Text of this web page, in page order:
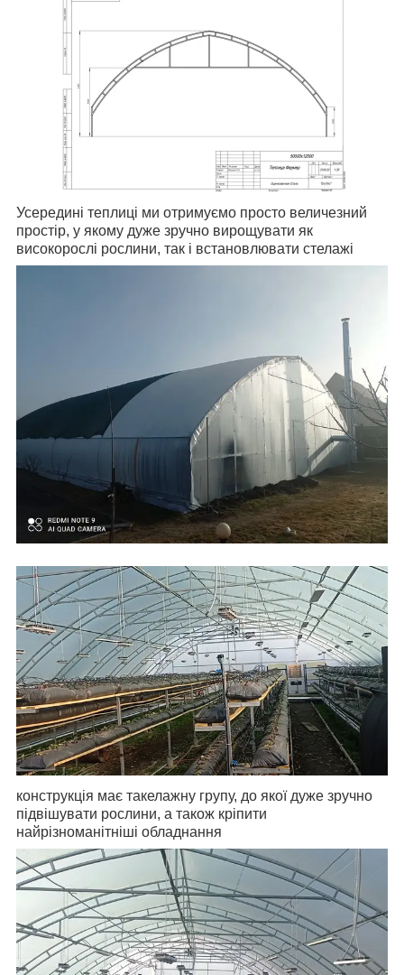
Усередині теплиці ми отримуємо просто величезний
простір, у якому дуже зручно вирощувати як
високорослі рослини, так і встановлювати стелажі
конструкція має такелажну групу, до якої дуже зручно
підвішувати рослини, а також кріпити
найрізноманітніші обладнання